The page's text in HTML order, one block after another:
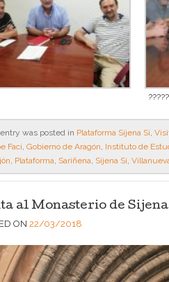
was posted in Plataforma Sijena Sí,
Faci, Gobierno de Aragón, Instituto de
, Plataforma, Sariñena, Sijena Sí,
al Monasterio de Sijena
ON 22/03/2018